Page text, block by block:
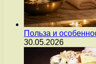
Польза и
30.05.2026